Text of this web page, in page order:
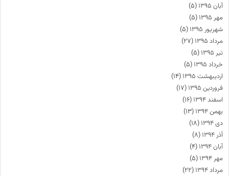
آبان ۱۳۹۵
(۵)
مهر ۱۳۹۵
(۵)
شهریور ۱۳۹۵
(۵)
مرداد ۱۳۹۵
(۲۷)
تیر ۱۳۹۵
(۵)
خرداد ۱۳۹۵
(۵)
اردیبهشت ۱۳۹۵
(۱۴)
فروردین ۱۳۹۵
(۱۷)
اسفند ۱۳۹۴
(۱۶)
بهمن ۱۳۹۴
(۱۳)
دی ۱۳۹۴
(۱۸)
آذر ۱۳۹۴
(۸)
آبان ۱۳۹۴
(۴)
مهر ۱۳۹۴
(۵)
مرداد ۱۳۹۴
(۲۲)